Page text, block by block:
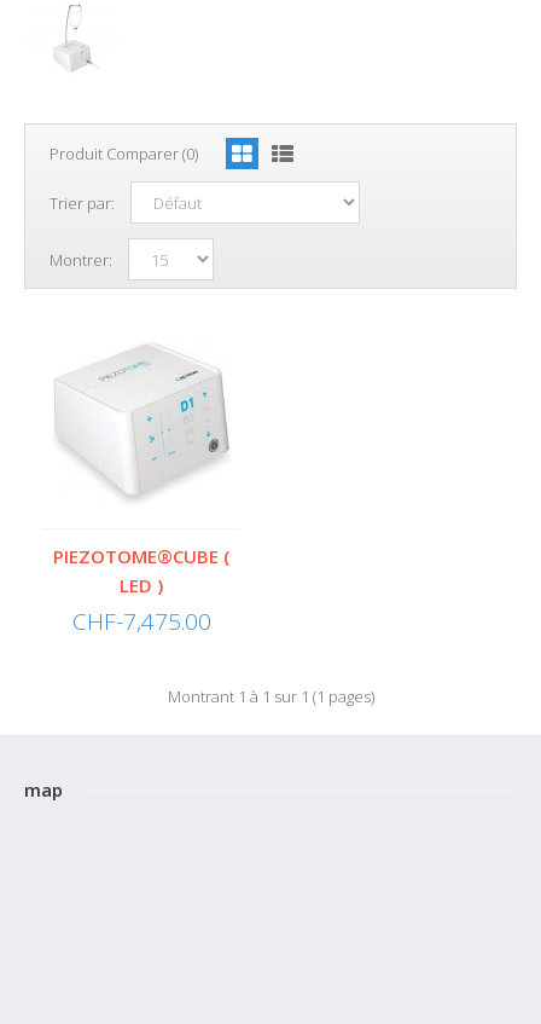
Produit Comparer (0)
Trier par:
Montrer:
PROPRIÉTÉS PRESERVATION DES TISSUS Contrôle parfait de la
PIEZOTOME®CUBE (
LED )
CHF-7,475.00
Montrant 1 à 1 sur 1 (1 pages)
map